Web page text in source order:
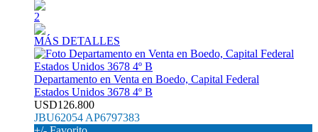
2
MÁS DETALLES
Departamento en Venta en Boedo, Capital Federal
Estados Unidos 3678 4º B
USD126.800
JBU62054 AP6797383